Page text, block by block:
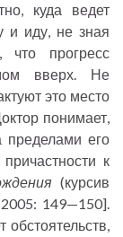
куда ведет
и иду, не зная
что прогресс
вверх. Не
это место
понимает,
пределами его
к
(курсив
149—150].
обстоятельств,